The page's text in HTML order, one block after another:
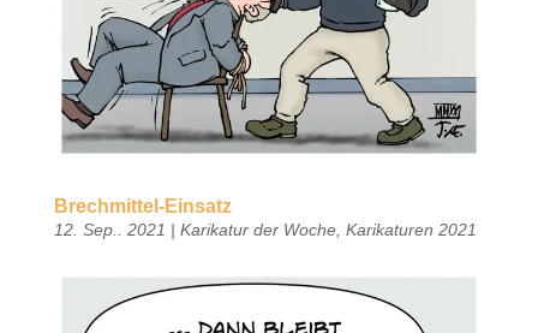
Brechmittel-Einsatz
12. Sep.. 2021 | Karikatur der Woche, Karikaturen 2021